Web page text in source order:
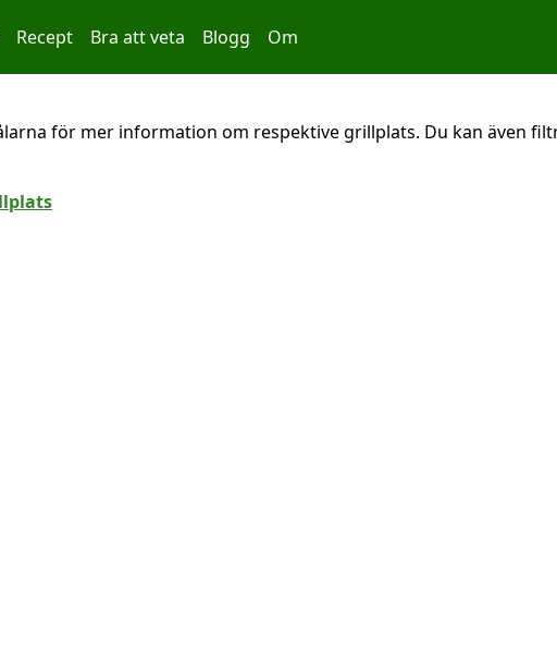
Recept Bra att veta Blogg Om
för mer information om respektive grillplats. Du kan även